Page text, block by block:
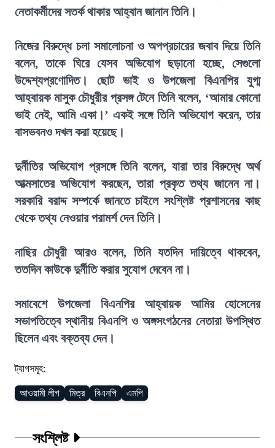
নেতাকর্মীদের সতর্ক থাকার আহ্বান জানান তিনি।
নিজের বিরুদ্ধে চলা সমালোচনা ও অপপ্রচারের জবাব দিয়ে তিনি
বলেন, তাকে ঘিরে যেসব অভিযোগ ছড়ানো হচ্ছে, সেগুলো
উদ্দেশ্যপ্রণোদিত। ছোট ভাই ও উপজেলা বিএনপির যুগ্ম
আহ্বায়ক মাসুক চৌধুরীর প্রসঙ্গ টেনে তিনি বলেন, ‘আমার কোনো
ভাই নেই, আমি একা।’ একই সঙ্গে তিনি অভিযোগ করেন, তার
বাসভবনও দখল করা হয়েছে।
দুর্নীতির অভিযোগ প্রসঙ্গে তিনি বলেন, যারা তার বিরুদ্ধে অর্থ
আত্মসাতের অভিযোগ করছেন, তারা প্রকৃত তথ্য জানেন না।
সরকারি বরাদ্দ সম্পর্কে জানতে চাইলে সংশ্লিষ্ট প্রশাসনের কাছ
থেকে তথ্য নেওয়ার পরামর্শ দেন তিনি।
নাছির চৌধুরী আরও বলেন, তিনি যতদিন দায়িত্বে থাকবেন,
ততদিন কাউকে দুর্নীতি করার সুযোগ দেবেন না।
সমাবেশে উপজেলা বিএনপির আহ্বায়ক আমির হোসেনের
সভাপতিত্বে স্থানীয় বিএনপি ও অঙ্গসংগঠনের নেতারা উপস্থিত
ছিলেন এবং বক্তব্য দেন।
ট্যাগসমূহ:
আওয়ামী লীগ মিত্র বিএনপি এমপি
সংশ্লিষ্ট